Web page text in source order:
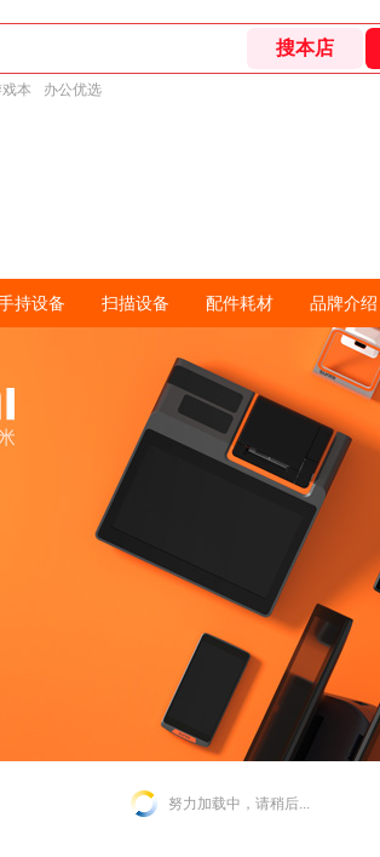
本 办公优选
持设备 扫描设备 配件耗材 品牌介绍
努力加载中，请稍后...